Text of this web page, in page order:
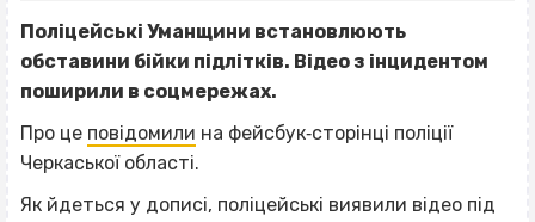
Поліцейські Уманщини встановлюють
обставини бійки підлітків. Відео з інцидентом
поширили в соцмережах.
Про це повідомили на фейсбук‐сторінці поліції
Черкаської області.
Як йдеться у дописі, поліцейські виявили відео під